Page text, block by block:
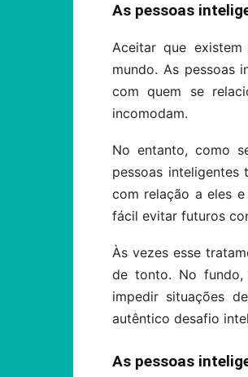
As pessoas
Aceitar que
mundo. As pessoas
com quem se
incomodam.
No entanto, como
pessoas inteligentes
com relação a eles
fácil evitar futuros
Às vezes esse
de tonto. No fundo,
impedir situações
autêntico desafio
As pessoas